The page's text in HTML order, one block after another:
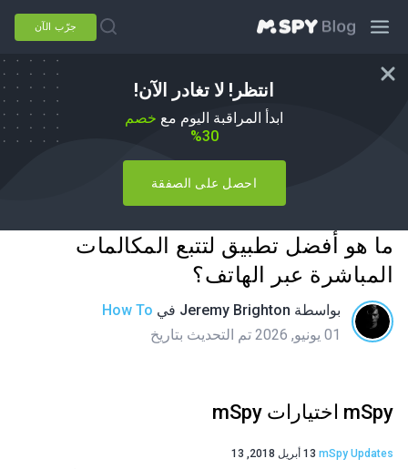
جرّب الآن
انتظر! لا تغادر الآن!
ابدأ المراقبة اليوم مع خصم
30%
احصل على الصفقة
ما هو أفضل تطبيق لتتبع المكالمات
المباشرة عبر الهاتف؟
بواسطة Jeremy Brighton في How To
01 يونيو, 2026 تم التحديث بتاريخ
mSpy اختيارات mSpy
mSpy Updates 13 أبريل 2018, 13